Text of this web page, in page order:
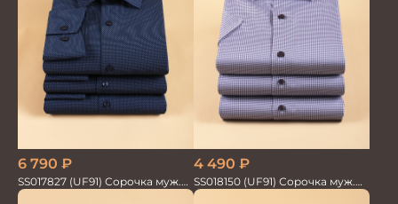
6 790 ₽
SS017827 (UF91) Сорочка муж.
дл. рук. GROSTYLE TRENDY
4 490 ₽
SS018150 (UF91) Сорочка муж.
кр.рук. GROSTYLE PRIME